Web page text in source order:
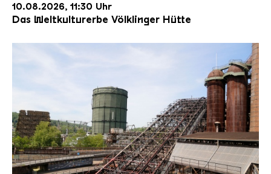
10.08.2026, 11:30 Uhr
Das Weltkulturerbe Völklinger Hütte